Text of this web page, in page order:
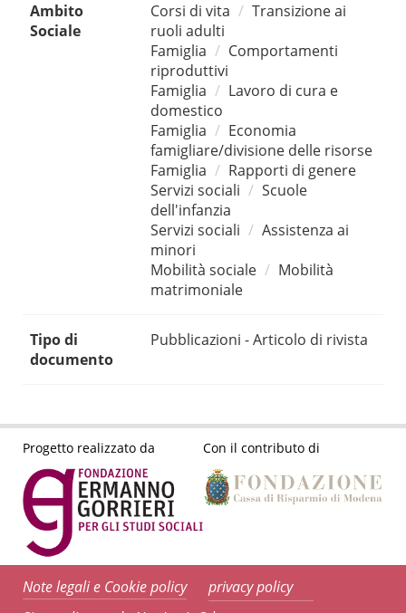
Ambito
Sociale
Corsi di vita
Transizione ai
ruoli adulti
Famiglia
Comportamenti
riproduttivi
Famiglia
Lavoro di cura e
domestico
Famiglia
Economia
famigliare/divisione delle risorse
Famiglia
Rapporti di genere
Servizi sociali
Scuole
dell'infanzia
Servizi sociali
Assistenza ai
minori
Mobilità sociale
Mobilità
matrimoniale
Tipo di
documento
Pubblicazioni - Articolo di rivista
Progetto realizzato da Con il contributo di
Note legali e Cookie policy
privacy policy